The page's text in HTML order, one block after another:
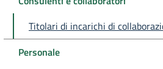
Titolari di incarichi di
Personale